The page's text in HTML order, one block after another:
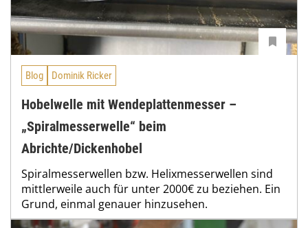
Blog Dominik Ricker
Hobelwelle mit Wendeplattenmesser –
„Spiralmesserwelle“ beim
Abrichte/Dickenhobel
Spiralmesserwellen bzw. Helixmesserwellen sind
mittlerweile auch für unter 2000€ zu beziehen. Ein
Grund, einmal genauer hinzusehen.